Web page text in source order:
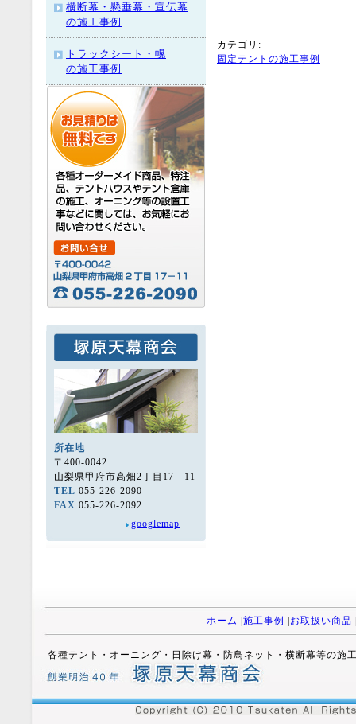
横断幕・懸垂幕・宣伝幕
の施工事例
トラックシート・幌
の施工事例
所在地
〒400-0042
山梨県甲府市高畑2丁目17－11
TEL 055-226-2090
FAX 055-226-2092
googlemap
カテゴリ :
固定テントの施工事例
ホーム 施工事例 お取扱い商品
各種テント・オーニング・日除け幕・防鳥ネット・横断幕等の施